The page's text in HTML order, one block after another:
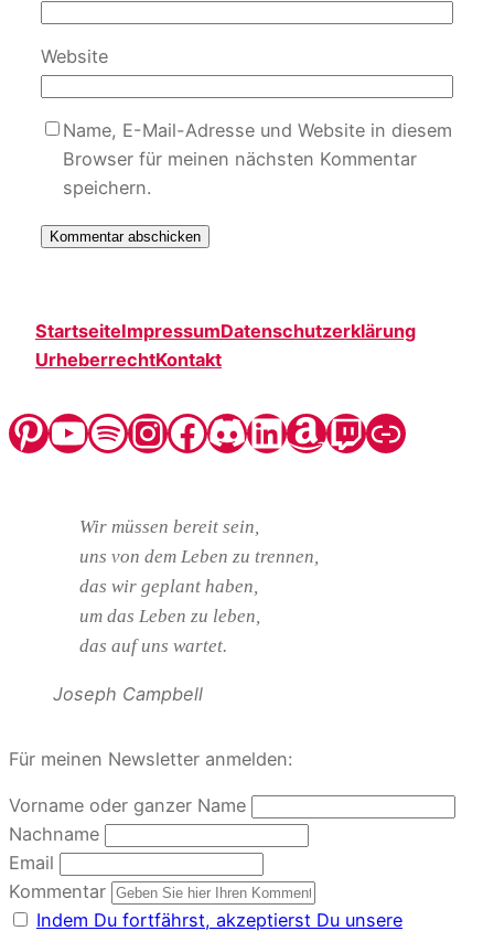
Website
Name, E-Mail-Adresse und Website in diesem
Browser für meinen nächsten Kommentar
speichern.
StartseiteImpressumDatenschutzerklärung
UrheberrechtKontakt
Pinterest YouTube Spotify InstagramFacebook Discord LinkedIn Amazon Twitch Steady
Wir müssen bereit sein,
uns von dem Leben zu trennen,
das wir geplant haben,
um das Leben zu leben,
das auf uns wartet.
Joseph Campbell
Für meinen Newsletter anmelden:
Vorname oder ganzer Name
Nachname
Email
Kommentar
Indem Du fortfährst, akzeptierst Du unsere